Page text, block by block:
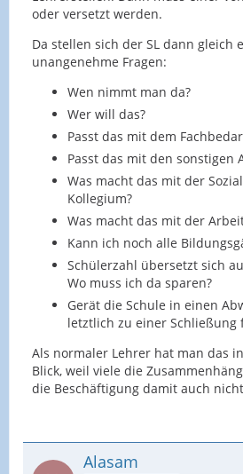
oder versetzt werden.
Da stellen sich der SL dann gleich
unangenehme Fragen:
Wen nimmt man da?
Wer will das?
Passt das mit dem
Passt das mit den sonstigen
Was macht das mit der
Kollegium?
Was macht das mit der
Kann ich noch alle
Schülerzahl übersetzt sich
Wo muss ich da sparen?
Gerät die Schule in einen
letztlich zu einer Schließung
Als normaler Lehrer hat man das
Blick, weil viele die
die Beschäftigung damit auch
Alasam